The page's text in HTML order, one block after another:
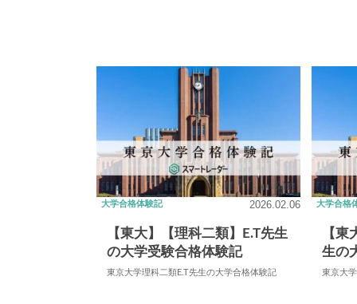
大学合格体験記 2026.02.06
【東大】【理科二類】E.T先生
の大学受験合格体験記
東京大学理科二類E.T先生の大学合格体験記
大学合格
【
生の
東京大